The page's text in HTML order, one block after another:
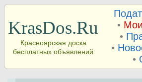
KrasDos.Ru
Красноярская доска
бесплатных объявлений
•
•
•
•